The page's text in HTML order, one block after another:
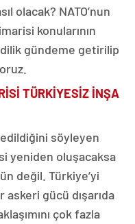
olacak? NATO’nun
konularının
gündeme getirilip
TÜRKİYESİZ İNŞA
söyleyen
yeniden oluşacaksa
değil. Türkiye’yi
askeri gücü dışarıda
çok fazla